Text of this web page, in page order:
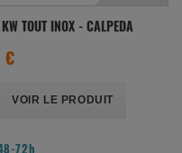
TOUT INOX - CALPEDA
€
VOIR LE PRODUIT